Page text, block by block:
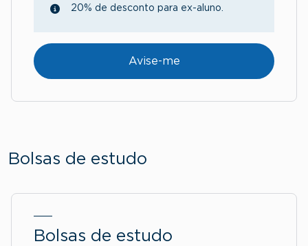
20% de desconto para ex-aluno.
Avise-me
Bolsas de estudo
Bolsas de estudo